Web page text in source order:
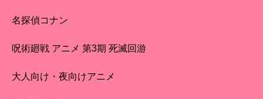
名探偵コナン
呪術廻戦 アニメ 第3期 死滅回游
大人向け・夜向けアニメ